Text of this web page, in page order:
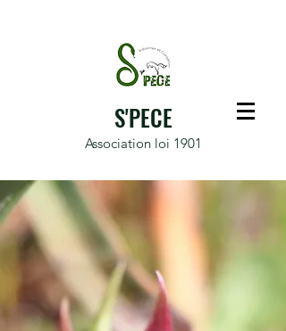
Association loi 1901
S'PECE